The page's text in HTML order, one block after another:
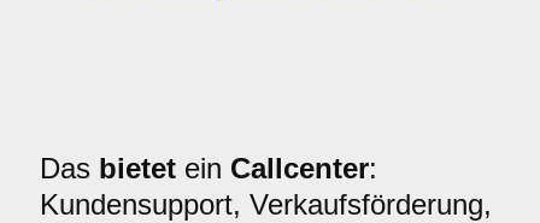
Das bietet ein Callcenter:
Kundensupport, Verkaufsförderung,